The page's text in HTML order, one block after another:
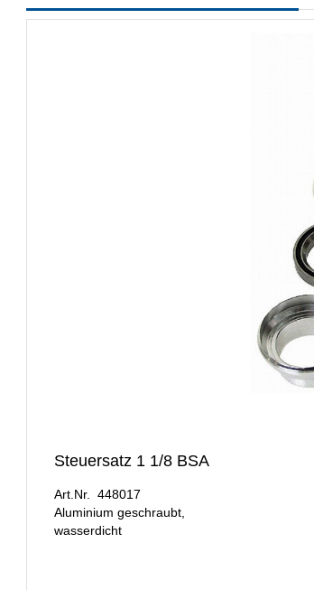
Steuersatz 1 1/8 BSA
Art.Nr. 448017
Aluminium geschraubt,
wasserdicht